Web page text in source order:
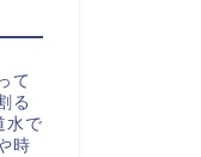
て
る
水で
時